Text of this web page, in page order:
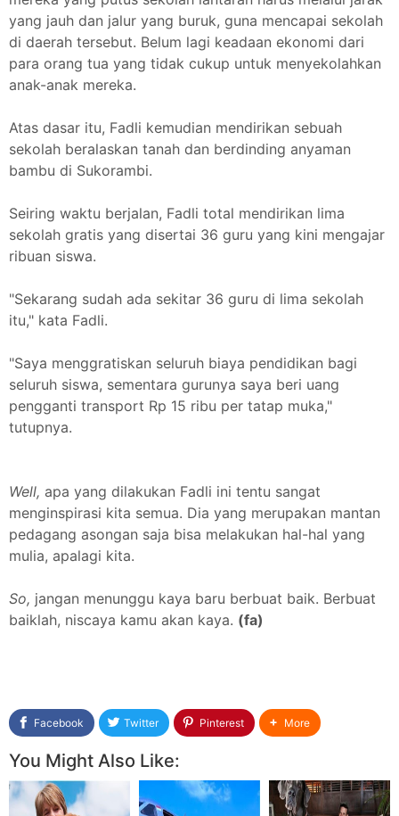
yang jauh dan jalur yang buruk, guna mencapai sekolah
di daerah tersebut. Belum lagi keadaan ekonomi dari
para orang tua yang tidak cukup untuk menyekolahkan
anak-anak mereka.
Atas dasar itu, Fadli kemudian mendirikan sebuah
sekolah beralaskan tanah dan berdinding anyaman
bambu di Sukorambi.
Seiring waktu berjalan, Fadli total mendirikan lima
sekolah gratis yang disertai 36 guru yang kini mengajar
ribuan siswa.
"Sekarang sudah ada sekitar 36 guru di lima sekolah
itu," kata Fadli.
"Saya menggratiskan seluruh biaya pendidikan bagi
seluruh siswa, sementara gurunya saya beri uang
pengganti transport Rp 15 ribu per tatap muka,"
tutupnya.
Well, apa yang dilakukan Fadli ini tentu sangat
menginspirasi kita semua. Dia yang merupakan mantan
pedagang asongan saja bisa melakukan hal-hal yang
mulia, apalagi kita.
So, jangan menunggu kaya baru berbuat baik. Berbuat
baiklah, niscaya kamu akan kaya. (fa)
Facebook Twitter Pinterest More
You Might Also Like: